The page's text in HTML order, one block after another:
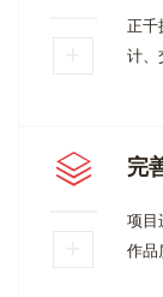
正千
计、
完
项目
作品